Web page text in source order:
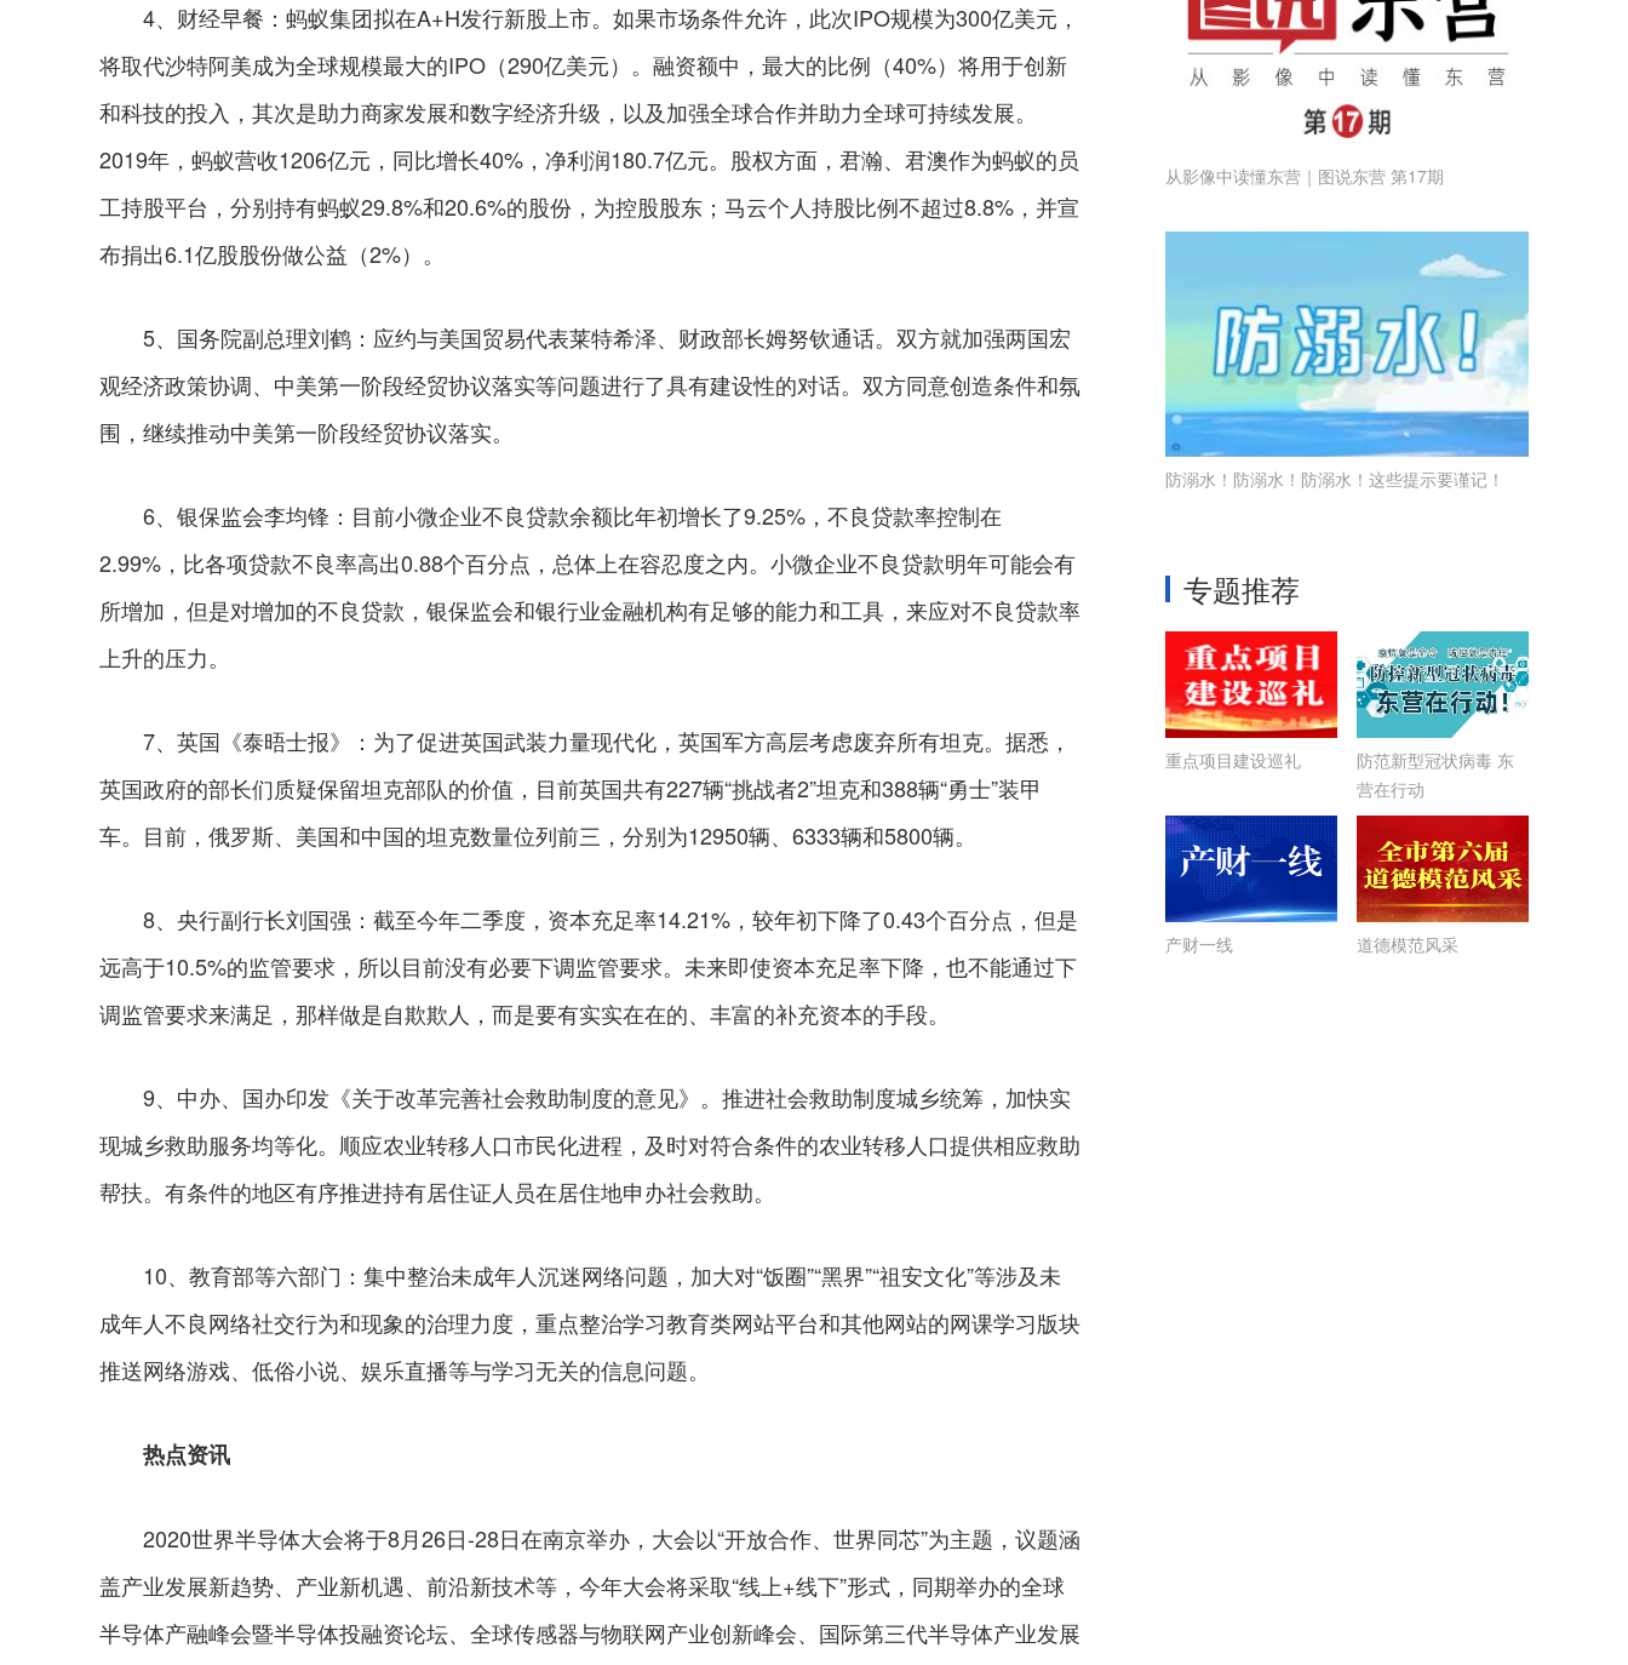
4、财经早餐：蚂蚁集团拟在A+H发行新股上市。如果市场条件允许，此次IPO规模为300亿美元，
将取代沙特阿美成为全球规模最大的IPO（290亿美元）。融资额中，最大的比例（40%）将用于创新
和科技的投入，其次是助力商家发展和数字经济升级，以及加强全球合作并助力全球可持续发展。
2019年，蚂蚁营收1206亿元，同比增长40%，净利润180.7亿元。股权方面，君瀚、君澳作为蚂蚁的员
工持股平台，分别持有蚂蚁29.8%和20.6%的股份，为控股股东；马云个人持股比例不超过8.8%，并宣
布捐出6.1亿股股份做公益（2%）。
5、国务院副总理刘鹤：应约与美国贸易代表莱特希泽、财政部长姆努钦通话。双方就加强两国宏
观经济政策协调、中美第一阶段经贸协议落实等问题进行了具有建设性的对话。双方同意创造条件和氛
围，继续推动中美第一阶段经贸协议落实。
6、银保监会李均锋：目前小微企业不良贷款余额比年初增长了9.25%，不良贷款率控制在
2.99%，比各项贷款不良率高出0.88个百分点，总体上在容忍度之内。小微企业不良贷款明年可能会有
所增加，但是对增加的不良贷款，银保监会和银行业金融机构有足够的能力和工具，来应对不良贷款率
上升的压力。
7、英国《泰晤士报》：为了促进英国武装力量现代化，英国军方高层考虑废弃所有坦克。据悉，
英国政府的部长们质疑保留坦克部队的价值，目前英国共有227辆“挑战者2”坦克和388辆“勇士”装甲
车。目前，俄罗斯、美国和中国的坦克数量位列前三，分别为12950辆、6333辆和5800辆。
8、央行副行长刘国强：截至今年二季度，资本充足率14.21%，较年初下降了0.43个百分点，但是
远高于10.5%的监管要求，所以目前没有必要下调监管要求。未来即使资本充足率下降，也不能通过下
调监管要求来满足，那样做是自欺欺人，而是要有实实在在的、丰富的补充资本的手段。
9、中办、国办印发《关于改革完善社会救助制度的意见》。推进社会救助制度城乡统筹，加快实
现城乡救助服务均等化。顺应农业转移人口市民化进程，及时对符合条件的农业转移人口提供相应救助
帮扶。有条件的地区有序推进持有居住证人员在居住地申办社会救助。
10、教育部等六部门：集中整治未成年人沉迷网络问题，加大对“饭圈”“黑界”“祖安文化”等涉及未
成年人不良网络社交行为和现象的治理力度，重点整治学习教育类网站平台和其他网站的网课学习版块
推送网络游戏、低俗小说、娱乐直播等与学习无关的信息问题。
热点资讯
2020世界半导体大会将于8月26日-28日在南京举办，大会以“开放合作、世界同芯”为主题，议题涵
盖产业发展新趋势、产业新机遇、前沿新技术等，今年大会将采取“线上+线下”形式，同期举办的全球
半导体产融峰会暨半导体投融资论坛、全球传感器与物联网产业创新峰会、国际第三代半导体产业发展
从影像中读懂东营｜图说东营 第17期
防溺水！防溺水！防溺水！这些提示要谨记！
专题推荐
重点项目建设巡礼
防范新型冠状病毒 东
营在行动
产财一线 道德模范风采